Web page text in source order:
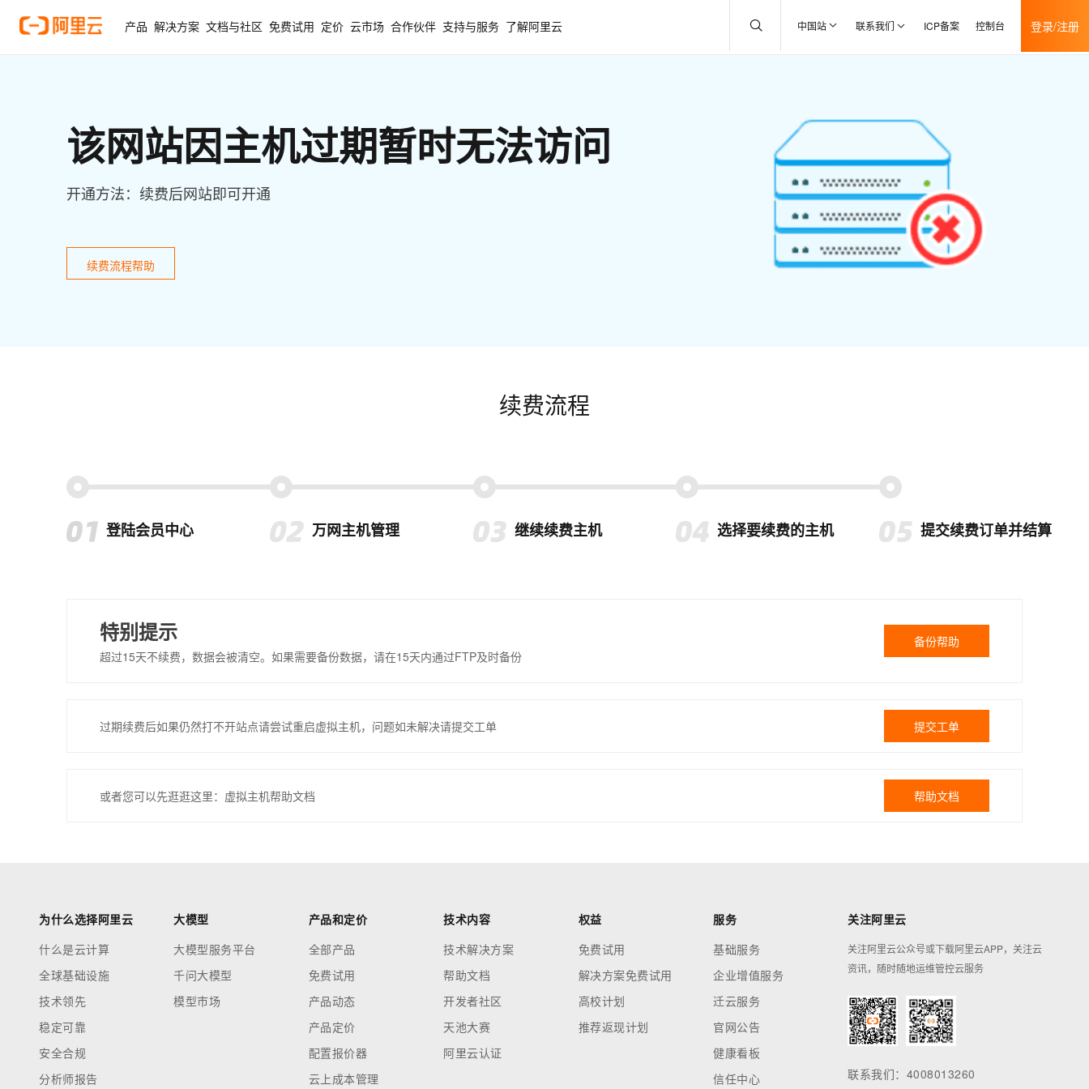
产品 解决方案 文档与社区 免费试用 定价 云市场 合作伙伴 支持与服务 了解阿里云 中国站 联系我们 ICP备案 控制台 登录/注册
该网站因主机过期暂时无法访问
开通方法：续费后网站即可开通
续费流程帮助
续费流程
登陆会员中心 万网主机管理 继续续费主机 选择要续费的主机 提交续费订单并结算
特别提示
超过15天不续费，数据会被清空。如果需要备份数据，请在15天内通过FTP及时备份
备份帮助
过期续费后如果仍然打不开站点请尝试重启虚拟主机，问题如未解决请提交工单 提交工单
或者您可以先逛逛这里：虚拟主机帮助文档 帮助文档